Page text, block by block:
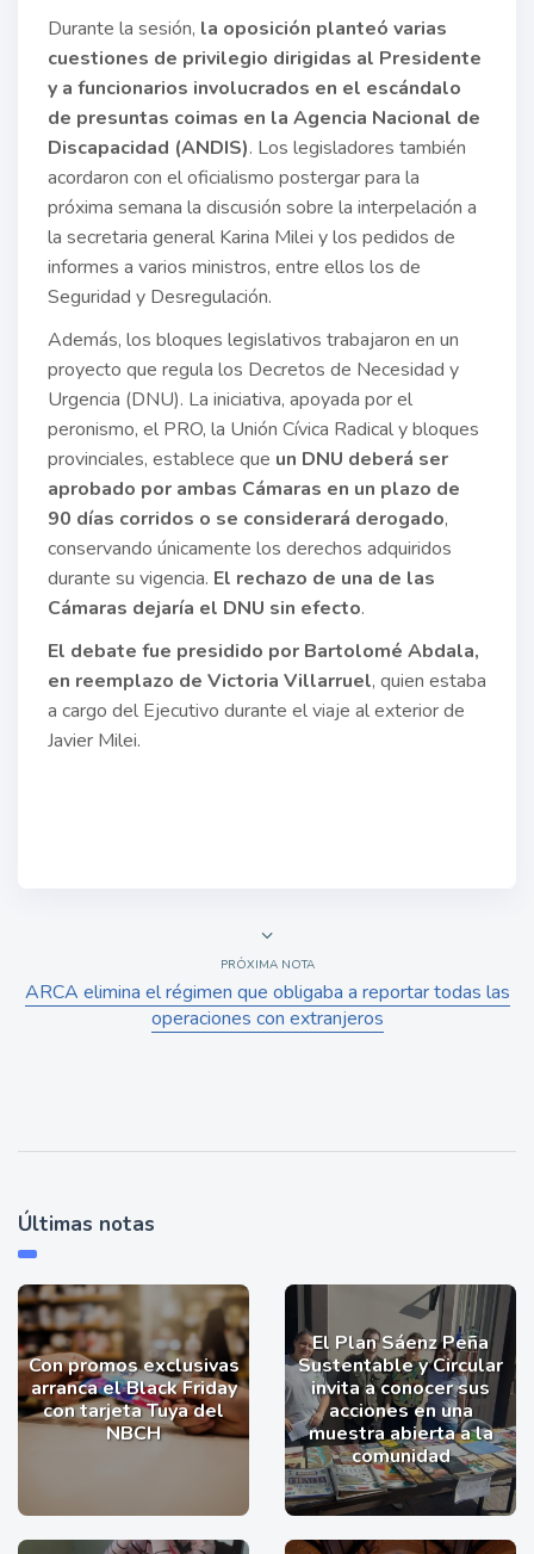
Durante la sesión, la oposición planteó varias
cuestiones de privilegio dirigidas al Presidente
y a funcionarios involucrados en el escándalo
de presuntas coimas en la Agencia Nacional de
Discapacidad (ANDIS). Los legisladores también
acordaron con el oficialismo postergar para la
próxima semana la discusión sobre la interpelación a
la secretaria general Karina Milei y los pedidos de
informes a varios ministros, entre ellos los de
Seguridad y Desregulación.
Además, los bloques legislativos trabajaron en un
proyecto que regula los Decretos de Necesidad y
Urgencia (DNU). La iniciativa, apoyada por el
peronismo, el PRO, la Unión Cívica Radical y bloques
provinciales, establece que un DNU deberá ser
aprobado por ambas Cámaras en un plazo de
90 días corridos o se considerará derogado,
conservando únicamente los derechos adquiridos
durante su vigencia. El rechazo de una de las
Cámaras dejaría el DNU sin efecto.
El debate fue presidido por Bartolomé Abdala,
en reemplazo de Victoria Villarruel, quien estaba
a cargo del Ejecutivo durante el viaje al exterior de
Javier Milei.
PRÓXIMA NOTA
ARCA elimina el régimen que obligaba a reportar todas las
operaciones con extranjeros
Últimas notas
Con promos exclusivas
arranca el Black Friday
con tarjeta Tuya del
NBCH
El Plan Sáenz Peña
Sustentable y Circular
invita a conocer sus
acciones en una
muestra abierta a la
comunidad